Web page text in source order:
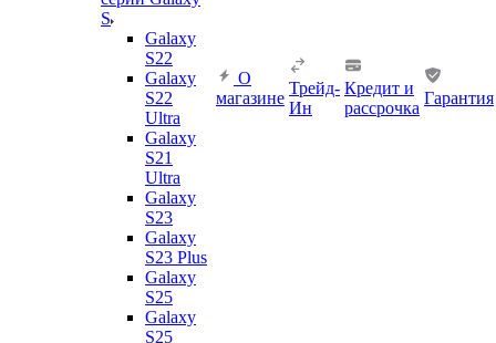
S
Galaxy
S22
Galaxy
S22
Ultra
Galaxy
S21
Ultra
Galaxy
S23
Galaxy
S23 Plus
Galaxy
S25
Galaxy
S25
О
магазине
Трейд-
Ин
Кредит и
рассрочка
Гарантия